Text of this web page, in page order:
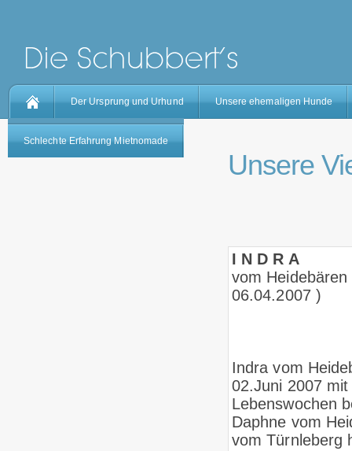
Der Ursprung und Urhund Unsere ehemaligen Hunde
Schlechte Erfahrung Mietnomade
Unsere
I N D R A
vom
06.04.2007 )
Indra vom
02.Juni 2007
Lebenswochen
Daphne vom
vom Türnleberg